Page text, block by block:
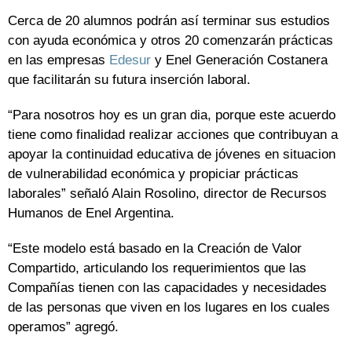
Cerca de 20 alumnos podrán así terminar sus estudios
con ayuda económica y otros 20 comenzarán prácticas
en las empresas Edesur y Enel Generación Costanera
que facilitarán su futura inserción laboral.
“Para nosotros hoy es un gran dia, porque este acuerdo
tiene como finalidad realizar acciones que contribuyan a
apoyar la continuidad educativa de jóvenes en situacion
de vulnerabilidad económica y propiciar prácticas
laborales” señaló Alain Rosolino, director de Recursos
Humanos de Enel Argentina.
“Este modelo está basado en la Creación de Valor
Compartido, articulando los requerimientos que las
Compañías tienen con las capacidades y necesidades
de las personas que viven en los lugares en los cuales
operamos” agregó.